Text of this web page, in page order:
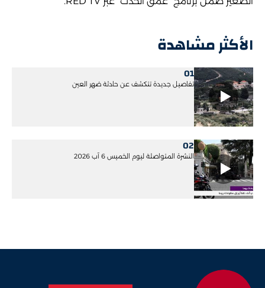
الأكثر مشاهدة
01
تفاصيل جديدة تتكشف عن حادثة ضهر العين
02
النشرة المتواصلة ليوم الخميس 6 آب 2026